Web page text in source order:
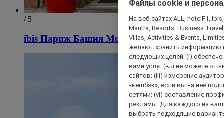
/ 5
ibis Париж Башня Монпарнас 15 округ
Файлы cookie и
На веб-сайтах ALL, hotelF1,
Mantra, Resorts, Business
Villas, Activities & Events,
желают хранить информацию
следующих целей: (i)
вами услуг (вы не можете от
сайтов; (iii) измерение
«кешбэк», если вы на нее
сетями; (vi) составление
рекламы. Для каждого из
выбрать подходящие